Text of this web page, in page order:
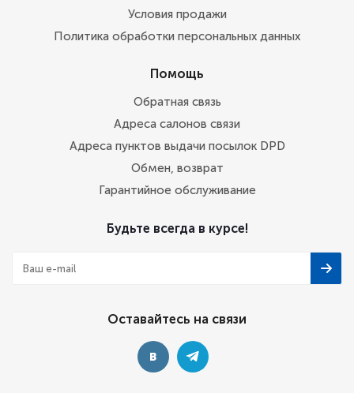
Условия продажи
Политика обработки персональных данных
Помощь
Обратная связь
Адреса салонов связи
Адреса пунктов выдачи посылок DPD
Обмен, возврат
Гарантийное обслуживание
Будьте всегда в курсе!
Оставайтесь на связи